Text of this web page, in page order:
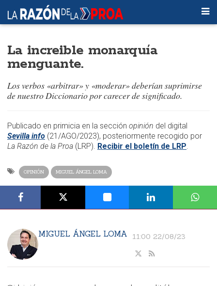
La increible monarquía
menguante.
Los verbos «arbitrar» y «moderar» deberían suprimirse
de nuestro Diccionario por carecer de significado.
​​Publicado en primicia en la sección opinión del digital
Sevilla info (21/AGO/2023), posteriormente recogido por
La Razón de la Proa (LRP). Recibir el boletín de LRP.
OPINIÓN MIGUEL ÁNGEL LOMA
MIGUEL ÁNGEL LOMA 11:00 22/08/23